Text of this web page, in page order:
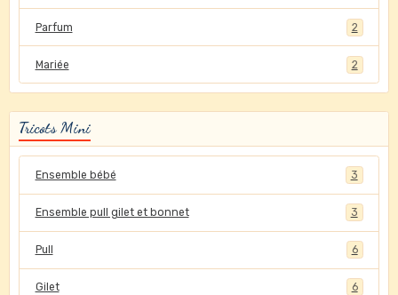
Parfum 2
Mariée 2
Tricots Mini
Ensemble bébé 3
Ensemble pull gilet et bonnet 3
Pull 6
Gilet 6